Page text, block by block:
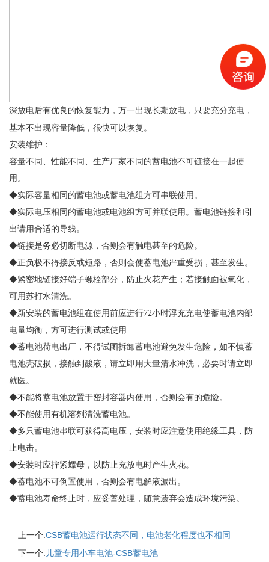
深放电后有优良的恢复能力，万一出现长期放电，只要充分充电，
基本不出现容量降低，很快可以恢复。
安装维护：
容量不同、性能不同、生产厂家不同的蓄电池不可链接在一起使
用。
◆实际容量相同的蓄电池或蓄电池组方可串联使用。
◆实际电压相同的蓄电池或电池组方可并联使用。蓄电池链接和引
出请用合适的导线。
◆链接是务必切断电源，否则会有触电甚至的危险。
◆正负极不得接反或短路，否则会使蓄电池严重受损，甚至发生。
◆紧密地链接好端子螺栓部分，防止火花产生；若接触面被氧化，
可用苏打水清洗。
◆新安装的蓄电池组在使用前应进行72小时浮充充电使蓄电池内部
电量均衡，方可进行测试或使用
◆蓄电池荷电出厂，不得试图拆卸蓄电池避免发生危险，如不慎蓄
电池壳破损，接触到酸液，请立即用大量清水冲洗，必要时请立即
就医。
◆不能将蓄电池放置于密封容器内使用，否则会有的危险。
◆不能使用有机溶剂清洗蓄电池。
◆多只蓄电池串联可获得高电压，安装时应注意使用绝缘工具，防
止电击。
◆安装时应拧紧螺母，以防止充放电时产生火花。
◆蓄电池不可倒置使用，否则会有电解液漏出。
◆蓄电池寿命终止时，应妥善处理，随意遗弃会造成环境污染。
上一个:CSB蓄电池运行状态不同，电池老化程度也不相同
下一个: 儿童专用小车电池-CSB蓄电池